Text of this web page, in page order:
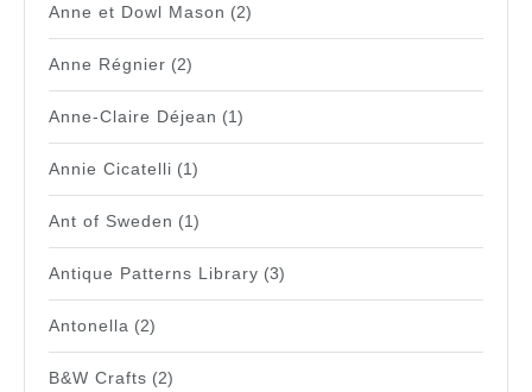
Anne et Dowl Mason (2)
Anne Régnier (2)
Anne-Claire Déjean (1)
Annie Cicatelli (1)
Ant of Sweden (1)
Antique Patterns Library (3)
Antonella (2)
B&W Crafts (2)